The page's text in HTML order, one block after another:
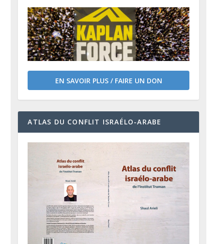
EN SAVOIR PLUS / FAIRE UN DON
ATLAS DU CONFLIT ISRAÉLO-ARABE